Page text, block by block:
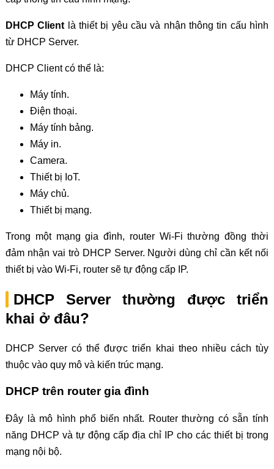
DHCP Client là thiết bị yêu cầu và nhận thông tin cấu hình
từ DHCP Server.
DHCP Client có thể là:
Máy tính.
Điện thoại.
Máy tính bảng.
Máy in.
Camera.
Thiết bị IoT.
Máy chủ.
Thiết bị mạng.
Trong một mạng gia đình, router Wi-Fi thường đồng thời
đảm nhận vai trò DHCP Server. Người dùng chỉ cần kết nối
thiết bị vào Wi-Fi, router sẽ tự động cấp IP.
DHCP Server thường được triển
khai ở đâu?
DHCP Server có thể được triển khai theo nhiều cách tùy
thuộc vào quy mô và kiến trúc mạng.
DHCP trên router gia đình
Đây là mô hình phổ biến nhất. Router thường có sẵn tính
năng DHCP và tự động cấp địa chỉ IP cho các thiết bị trong
mạng nội bộ.